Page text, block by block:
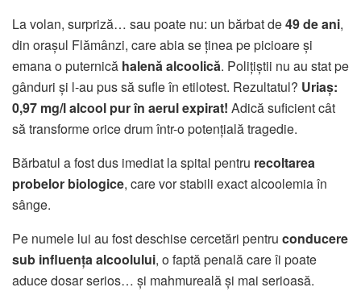
La volan, surpriză… sau poate nu: un bărbat de49 de ani,
din orașul Flămânzi, care abia se ținea pe picioare și
emana o puternică halenă alcoolică. Polițiștii nu au stat pe
gânduri și l-au pus să sufle în etilotest. Rezultatul? Uriaș:
0,97 mg/l alcool pur în aerul expirat! Adică suficient cât
să transforme orice drum într-o potențială tragedie.
Bărbatul a fost dus imediat la spital pentru recoltarea
probelor biologice, care vor stabili exact alcoolemia în
sânge.
Pe numele lui au fost deschise cercetări pentru conducere
sub influența alcoolului, o faptă penală care îi poate
aduce dosar serios… și mahmureală și mai serioasă.